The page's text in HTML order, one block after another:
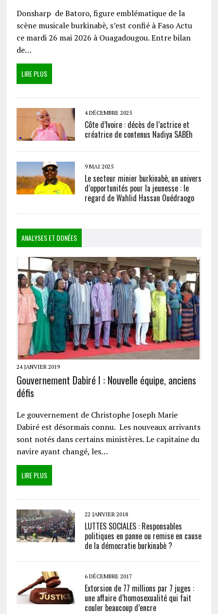
Donsharp de Batoro, figure emblématique de la
scène musicale burkinabè, s’est confié à Faso Actu
ce mardi 26 mai 2026 à Ouagadougou. Entre bilan
de…
LIRE PLUS
4 DÉCEMBRE 2025
Côte d’Ivoire : décès de l’actrice et
créatrice de contenus Nadiya SABEh
9 MAI 2025
Le secteur minier burkinabè, un univers
d’opportunités pour la jeunesse : le
regard de Wahlid Hassan Ouédraogo
ANALYSES ET DONÉES
24 JANVIER 2019
Gouvernement Dabiré I : Nouvelle équipe, anciens
défis
Le gouvernement de Christophe Joseph Marie
Dabiré est désormais connu. Les nouveaux arrivants
sont notés dans certains ministères. Le capitaine du
navire ayant changé, les…
LIRE PLUS
22 JANVIER 2018
LUTTES SOCIALES : Responsables
politiques en panne ou remise en cause
de la démocratie burkinabè ?
6 DÉCEMBRE 2017
Extorsion de 77 millions par 7 juges :
une affaire d’homosexualité qui fait
couler beaucoup d’encre